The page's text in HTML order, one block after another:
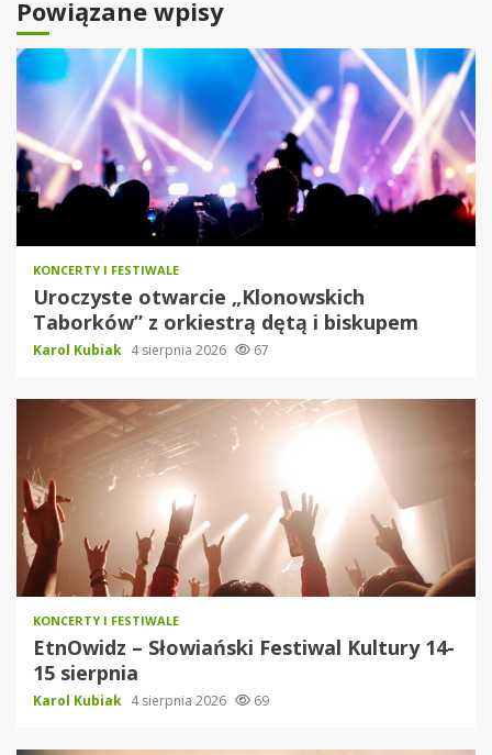
Powiązane wpisy
KONCERTY I FESTIWALE
Uroczyste otwarcie „Klonowskich
Taborków” z orkiestrą dętą i biskupem
Karol Kubiak 4 sierpnia 2026 67
KONCERTY I FESTIWALE
EtnOwidz – Słowiański Festiwal Kultury 14-
15 sierpnia
Karol Kubiak 4 sierpnia 2026 69